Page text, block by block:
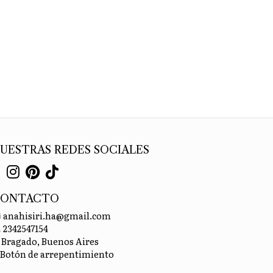
REDES SOCIALES
anahisiri.ha@gmail.com
2342547154
Bragado, Buenos Aires
de arrepentimiento